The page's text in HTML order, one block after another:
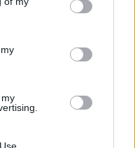
its third-party tags to
in below Google
környezetvédelemről
rendszer: egyre több
ember dönt úgy
a palackok után járó
összeget nem saját
ajánlja fel. A